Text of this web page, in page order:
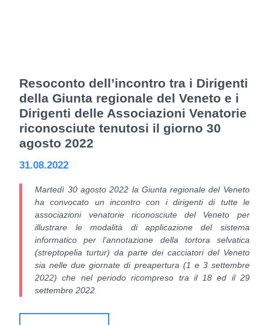
Resoconto dell’incontro tra i Dirigenti
della Giunta regionale del Veneto e i
Dirigenti delle Associazioni Venatorie
riconosciute tenutosi il giorno 30
agosto 2022
31.08.2022
Martedì 30 agosto 2022 la Giunta regionale del Veneto
ha convocato un incontro con i dirigenti di tutte le
associazioni venatorie riconosciute del Veneto per
illustrare le modalità di applicazione del sistema
informatico per l’annotazione della tortora selvatica
(streptopelia turtur) da parte dei cacciatori del Veneto
sia nelle due giornate di preapertura (1 e 3 settembre
2022) che nel periodo ricompreso tra il 18 ed il 29
settembre 2022.